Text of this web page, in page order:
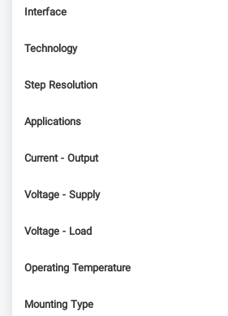
Interface
Technology
Step Resolution
Applications
Current - Output
Voltage - Supply
Voltage - Load
Operating Temperature
Mounting Type